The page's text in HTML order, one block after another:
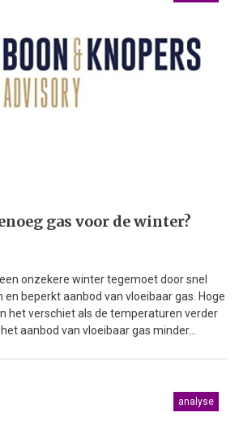
gas voor de winter?
onzekere winter tegemoet door snel
beperkt aanbod van vloeibaar gas. Hoge
het verschiet als de temperaturen verder
aanbod van vloeibaar gas minder...
analyse